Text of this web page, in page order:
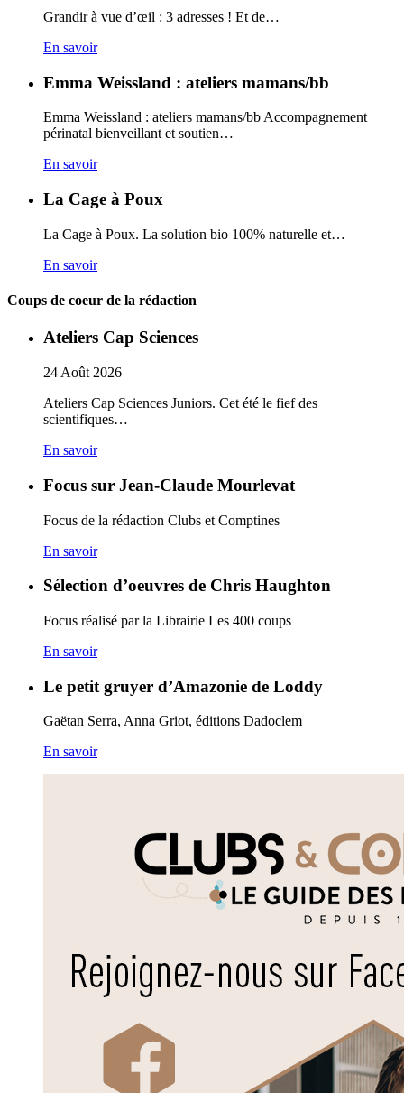
Grandir à vue d’œil : 3 adresses ! Et de…
En savoir
Emma Weissland : ateliers mamans/bb
Emma Weissland : ateliers mamans/bb Accompagnement
périnatal bienveillant et soutien…
En savoir
La Cage à Poux
La Cage à Poux. La solution bio 100% naturelle et…
En savoir
Coups de coeur de la rédaction
Ateliers Cap Sciences
24 Août 2026
Ateliers Cap Sciences Juniors. Cet été le fief des
scientifiques…
En savoir
Focus sur Jean-Claude Mourlevat
Focus de la rédaction Clubs et Comptines
En savoir
Sélection d’oeuvres de Chris Haughton
Focus réalisé par la Librairie Les 400 coups
En savoir
Le petit gruyer d’Amazonie de Loddy
Gaëtan Serra, Anna Griot, éditions Dadoclem
En savoir